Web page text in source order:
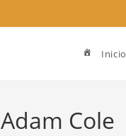
Inicio
Adam Cole